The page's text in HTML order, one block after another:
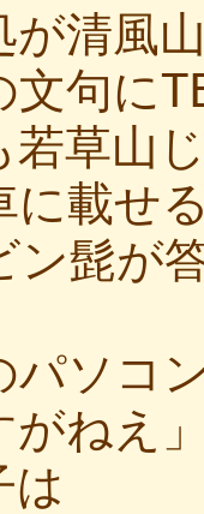
が清風
文句に
若草山
に載せ
ン髭が
パソコ
がねえ
は